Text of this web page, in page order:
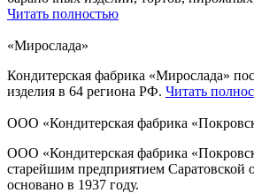
Читать полностью
«Мирослада»
Кондитерская фабрика «Мирослада»
изделия в 64 региона РФ. Читать
ООО «Кондитерская фабрика
ООО «Кондитерская фабрика
старейшим предприятием Саратовской
основано в 1937 году.